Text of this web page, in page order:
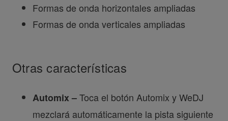
Formas de onda horizontales ampliadas
Formas de onda verticales ampliadas
Otras características
Automix –Toca el botón Automix y WeDJ
mezclará automáticamente la pista siguiente